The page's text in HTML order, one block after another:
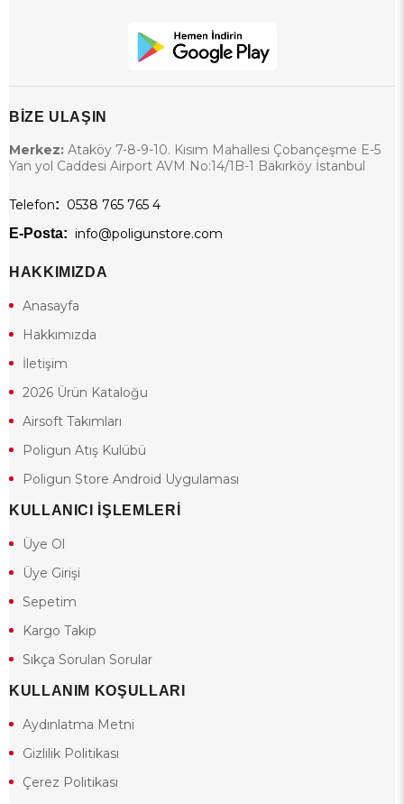
BİZE ULAŞIN
Merkez: Ataköy 7-8-9-10. Kısım Mahallesi Çobançeşme E-5
Yan yol Caddesi Airport AVM No:14/1B-1 Bakırköy İstanbul
Telefon: 0538 765 765 4
E-Posta: info@poligunstore.com
HAKKIMIZDA
Anasayfa
Hakkımızda
İletişim
2026 Ürün Kataloğu
Airsoft Takımları
Poligun Atış Kulübü
Poligun Store Android Uygulaması
KULLANICI İŞLEMLERİ
Üye Ol
Üye Girişi
Sepetim
Kargo Takip
Sıkça Sorulan Sorular
KULLANIM KOŞULLARI
Aydınlatma Metni
Gizlilik Politikası
Çerez Politikası